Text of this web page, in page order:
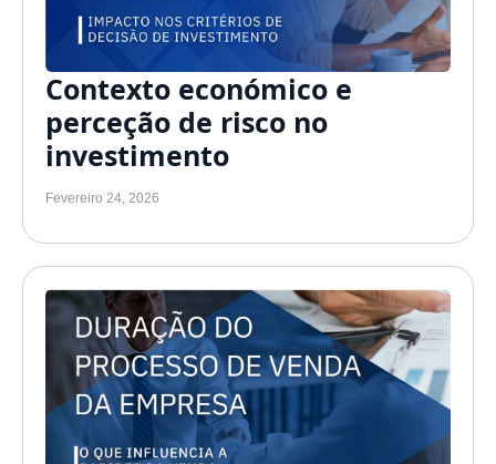
Contexto económico e
perceção de risco no
investimento
Fevereiro 24, 2026